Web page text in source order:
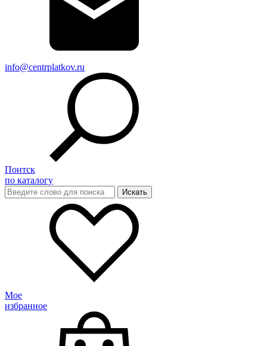
info@centrplatkov.ru
Поитск
по каталогу
Мое
избранное